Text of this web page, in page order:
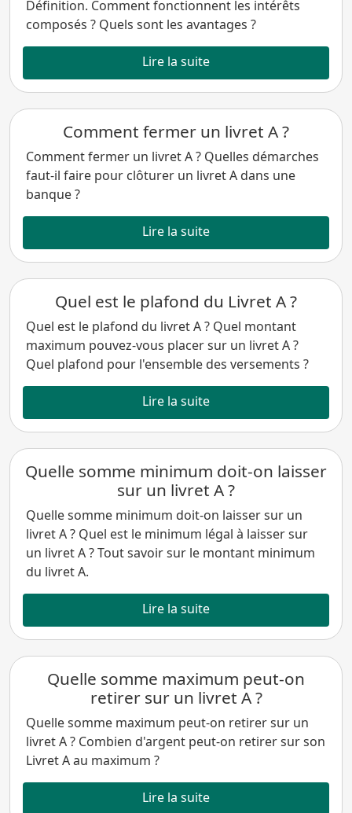
Définition. Comment fonctionnent les intérêts
composés ? Quels sont les avantages ?
Lire la suite
Comment fermer un livret A ?
Comment fermer un livret A ? Quelles démarches
faut-il faire pour clôturer un livret A dans une
banque ?
Lire la suite
Quel est le plafond du Livret A ?
Quel est le plafond du livret A ? Quel montant
maximum pouvez-vous placer sur un livret A ?
Quel plafond pour l'ensemble des versements ?
Lire la suite
Quelle somme minimum doit-on laisser
sur un livret A ?
Quelle somme minimum doit-on laisser sur un
livret A ? Quel est le minimum légal à laisser sur
un livret A ? Tout savoir sur le montant minimum
du livret A.
Lire la suite
Quelle somme maximum peut-on
retirer sur un livret A ?
Quelle somme maximum peut-on retirer sur un
livret A ? Combien d'argent peut-on retirer sur son
Livret A au maximum ?
Lire la suite